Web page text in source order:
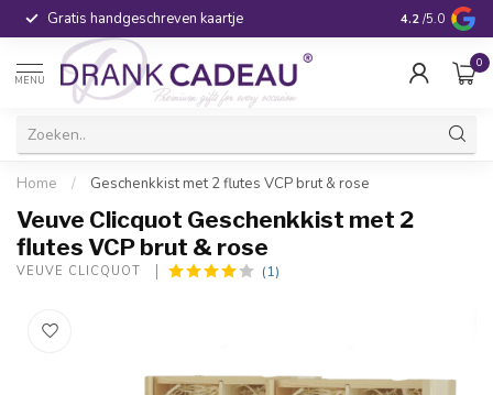
Gratis handgeschreven kaartje Voor 16:00
4.2 /5.0
MENU
0
Home / Geschenkkist met 2 flutes VCP brut & rose
Veuve Clicquot Geschenkkist met 2
flutes VCP brut & rose
VEUVE CLICQUOT (1)